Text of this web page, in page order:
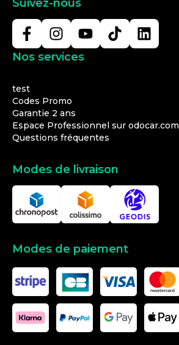
Suivez-nous
Nos services
test
Codes Promo
Garantie 2 ans
Espace Professionnel sur odocar.com
Questions fréquentes
Modes de livraison
Modes de paiement